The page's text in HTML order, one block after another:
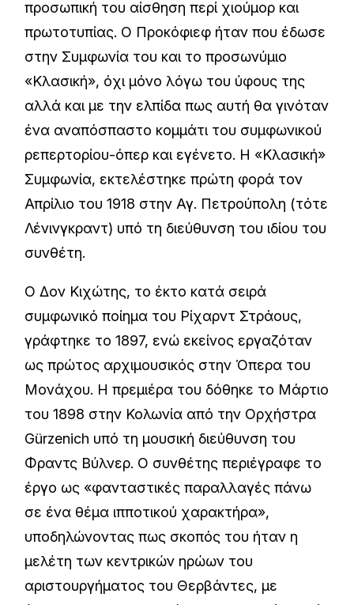
προσωπική του αίσθηση περί χιούμορ και
πρωτοτυπίας. Ο Προκόφιεφ ήταν που έδωσε
στην Συμφωνία του και το προσωνύμιο
«Κλασική», όχι μόνο λόγω του ύφους της
αλλά και με την ελπίδα πως αυτή θα γινόταν
ένα αναπόσπαστο κομμάτι του συμφωνικού
ρεπερτορίου-όπερ και εγένετο. Η «Κλασική»
Συμφωνία, εκτελέστηκε πρώτη φορά τον
Απρίλιο του 1918 στην Αγ. Πετρούπολη (τότε
Λένινγκραντ) υπό τη διεύθυνση του ιδίου του
συνθέτη.
Ο Δον Κιχώτης, το έκτο κατά σειρά
συμφωνικό ποίημα του Ρίχαρντ Στράους,
γράφτηκε το 1897, ενώ εκείνος εργαζόταν
ως πρώτος αρχιμουσικός στην Όπερα του
Μονάχου. Η πρεμιέρα του δόθηκε το Μάρτιο
του 1898 στην Κολωνία από την Ορχήστρα
Gürzenich υπό τη μουσική διεύθυνση του
Φραντς Βύλνερ. Ο συνθέτης περιέγραφε το
έργο ως «φανταστικές παραλλαγές πάνω
σε ένα θέμα ιπποτικού χαρακτήρα»,
υποδηλώνοντας πως σκοπός του ήταν η
μελέτη των κεντρικών ηρώων του
αριστουργήματος του Θερβάντες, με